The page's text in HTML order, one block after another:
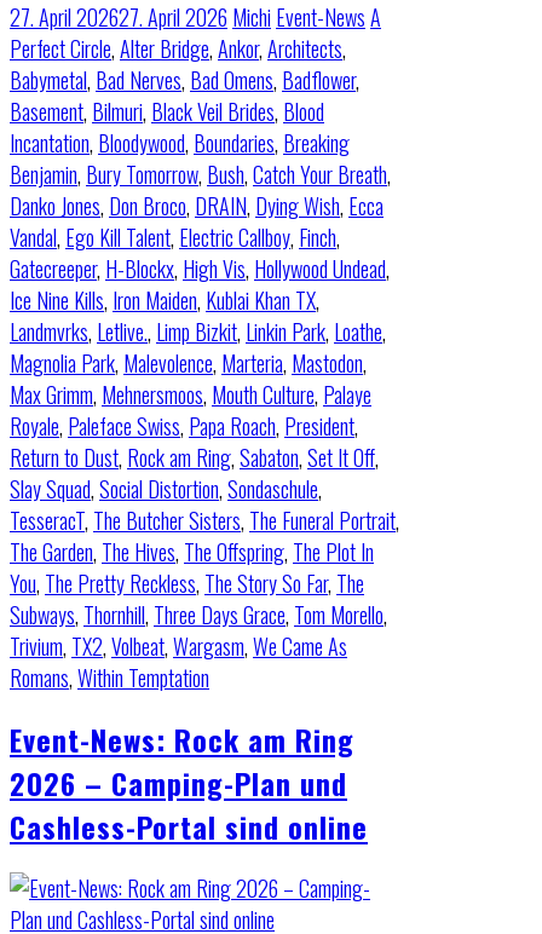
27. April 202627. April 2026 Michi Event-NewsA
Perfect Circle,Alter Bridge,Ankor,Architects,
Babymetal, Bad Nerves, Bad Omens, Badflower,
Basement, Bilmuri, Black Veil Brides, Blood
Incantation, Bloodywood, Boundaries, Breaking
Benjamin, Bury Tomorrow, Bush,Catch Your Breath,
Danko Jones, Don Broco, DRAIN, Dying Wish, Ecca
Vandal, Ego Kill Talent, Electric Callboy, Finch,
Gatecreeper, H-Blockx, High Vis, Hollywood Undead,
Ice Nine Kills, Iron Maiden, Kublai Khan TX,
Landmvrks, Letlive., Limp Bizkit, Linkin Park, Loathe,
Magnolia Park, Malevolence, Marteria, Mastodon,
Max Grimm, Mehnersmoos, Mouth Culture, Palaye
Royale, Paleface Swiss, Papa Roach, President,
Return to Dust, Rock am Ring,Sabaton,Set It Off,
Slay Squad,Social Distortion,Sondaschule,
TesseracT, The Butcher Sisters, The Funeral Portrait,
The Garden, The Hives, The Offspring, The Plot In
You, The Pretty Reckless, The Story So Far, The
Subways, Thornhill, Three Days Grace, Tom Morello,
Trivium, TX2,Volbeat,Wargasm,We Came As
Romans,Within Temptation
Event-News: Rock am Ring
2026 – Camping-Plan und
Cashless-Portal sind online